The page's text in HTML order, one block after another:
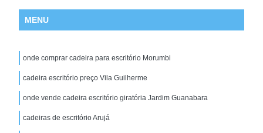
MENU
onde comprar cadeira para escritório Morumbi
cadeira escritório preço Vila Guilherme
onde vende cadeira escritório giratória Jardim Guanabara
cadeiras de escritório Arujá